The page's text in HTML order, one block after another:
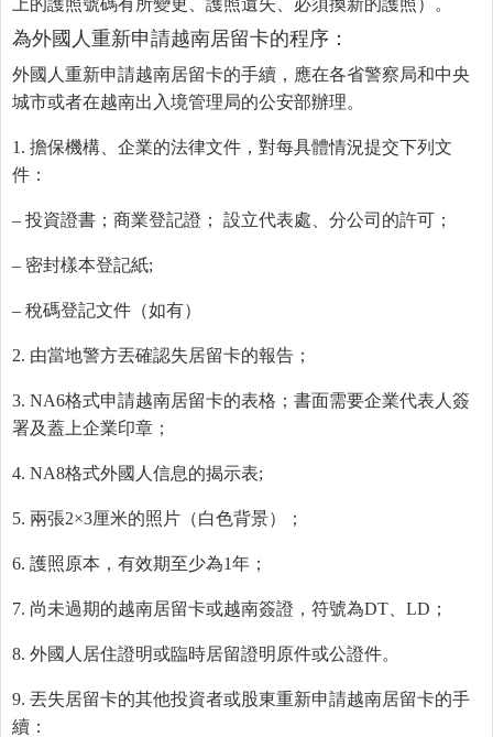
上的護照號碼有所變更、護照遺失、必須換新的護照）。
為外國人重新申請越南居留卡的程序：
外國人重新申請越南居留卡的手續，應在各省警察局和中央
城市或者在越南出入境管理局的公安部辦理。
1. 擔保機構、企業的法律文件，對每具體情況提交下列文
件：
– 投資證書；商業登記證； 設立代表處、分公司的許可；
– 密封樣本登記紙;
– 稅碼登記文件（如有）
2. 由當地警方丟確認失居留卡的報告；
3. NA6格式申請越南居留卡的表格；書面需要企業代表人簽
署及蓋上企業印章；
4. NA8格式外國人信息的揭示表;
5. 兩張2×3厘米的照片（白色背景）；
6. 護照原本，有效期至少為1年；
7. 尚未過期的越南居留卡或越南簽證，符號為DT、LD；
8. 外國人居住證明或臨時居留證明原件或公證件。
9. 丟失居留卡的其他投資者或股東重新申請越南居留卡的手
續：